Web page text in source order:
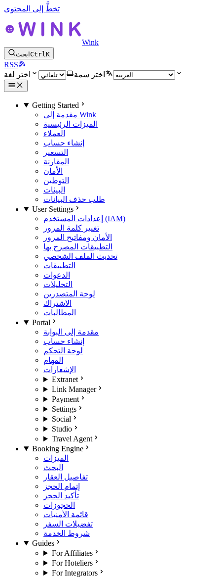
تخطَّ إلى المحتوى
Wink
ابحث CtrlK
RSS
اختر سمة
اختر لغة
Getting Started
مقدمة إلى Wink
الميزات الرئيسية
العملاء
إنشاء حساب
التسعير
المقارنة
الأمان
التوطين
البيئات
طلب حذف البيانات
User Settings
إعدادات المستخدم (IAM)
تغيير كلمة المرور
الأمان ومفاتيح المرور
التطبيقات المصرح بها
تحديث الملف الشخصي
التطبيقات
الدعوات
التحليلات
لوحة المتصدرين
الاشتراك
المطالبات
Portal
مقدمة إلى البوابة
إنشاء حساب
لوحة التحكم
المهام
الإشعارات
Extranet
Link Manager
Payment
Settings
Social
Studio
Travel Agent
Booking Engine
الميزات
البحث
تفاصيل العقار
إتمام الحجز
تأكيد الحجز
الحجوزات
قائمة الأمنيات
تفضيلات السفر
شروط الخدمة
Guides
For Affiliates
For Hoteliers
For Integrators